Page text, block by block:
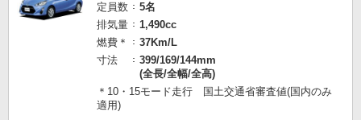
定員数
5名
排気量
1,490cc
燃費＊
37Km/L
寸法
399/169/144mm
(全長/全幅/全高)
＊10・15モード走行 国土交通省審査値(国内のみ
適用)